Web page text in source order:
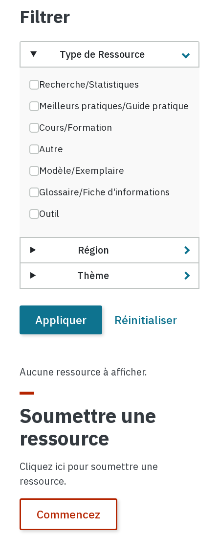
Filtrer
Type de Ressource
Recherche/Statistiques
Meilleurs pratiques/Guide pratique
Cours/Formation
Autre
Modèle/Exemplaire
Glossaire/Fiche d'informations
Outil
Région
Thème
Aucune ressource à afficher.
Soumettre une
ressource
Cliquez ici pour soumettre une
ressource.
Commencez